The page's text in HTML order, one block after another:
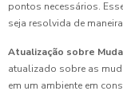
pontos necessários.
seja resolvida de
Atualização sobre
atualizado sobre as
em um ambiente em